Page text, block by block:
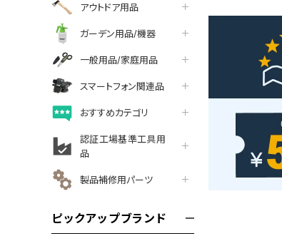
アウトドア用品
ガーデン用品/機器
一般用品/家庭用品
スマートフォン関連品
おすすめカテゴリ
認証工場基準工具用
品
製品補修用パーツ
ピックアップブランド